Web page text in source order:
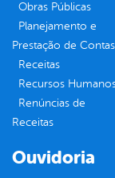
Obras Públicas
Planejamento e
Prestação de Contas
Receitas
Recursos
Renúncias de
Receitas
Ouvidoria